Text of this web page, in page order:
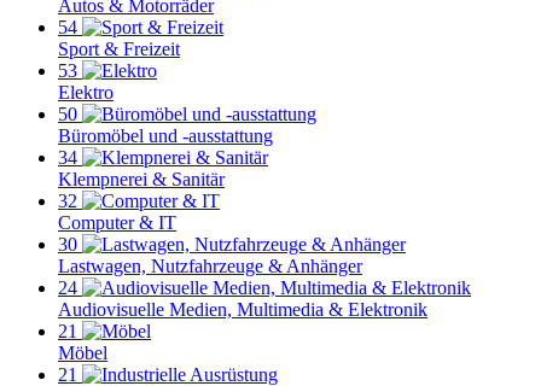
Autos & Motorräder
54
Sport & Freizeit
53
Elektro
50
Büromöbel und -ausstattung
34
Klempnerei & Sanitär
32
Computer & IT
30
Lastwagen, Nutzfahrzeuge & Anhänger
24
Audiovisuelle Medien, Multimedia & Elektronik
21
Möbel
21